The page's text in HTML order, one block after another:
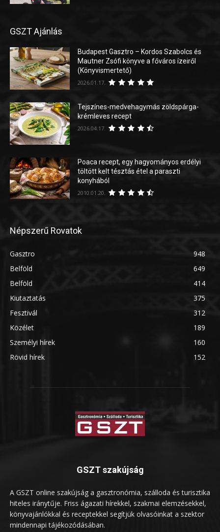
GSZT Ajánlás
Budapest Gasztro – Kordos Szabolcs és
Mautner Zsófi könyve a főváros ízeiről
(Könyvismertető)
2026.01.17.
Tejszínes-medvehagymás zöldspárga-
krémleves recept
2026.04.17.
Poaca recept, egy hagyományos erdélyi
töltött kelt tésztás étel a paraszti
konyhából
2010.01.20.
Népszerű Rovatok
Gasztro
948
Belföld
649
Belföld
414
Kiutaztatás
375
Fesztivál
312
Közélet
189
Személyi hírek
160
Rövid hírek
152
GSZT szakújság
A GSZT online szakújság a gasztronómia, szálloda és turisztika
hiteles iránytűje. Friss ágazati hírekkel, szakmai elemzésekkel,
könyvajánlókkal és receptekkel segítjük olvasóinkat a szektor
mindennapi tájékozódásában.